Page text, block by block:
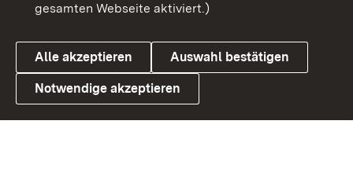
Link zum Landesportal
Cookies
gesamten Webseite aktiviert.)
Alle akzeptieren Auswahl bestätigen
Notwendige akzeptieren